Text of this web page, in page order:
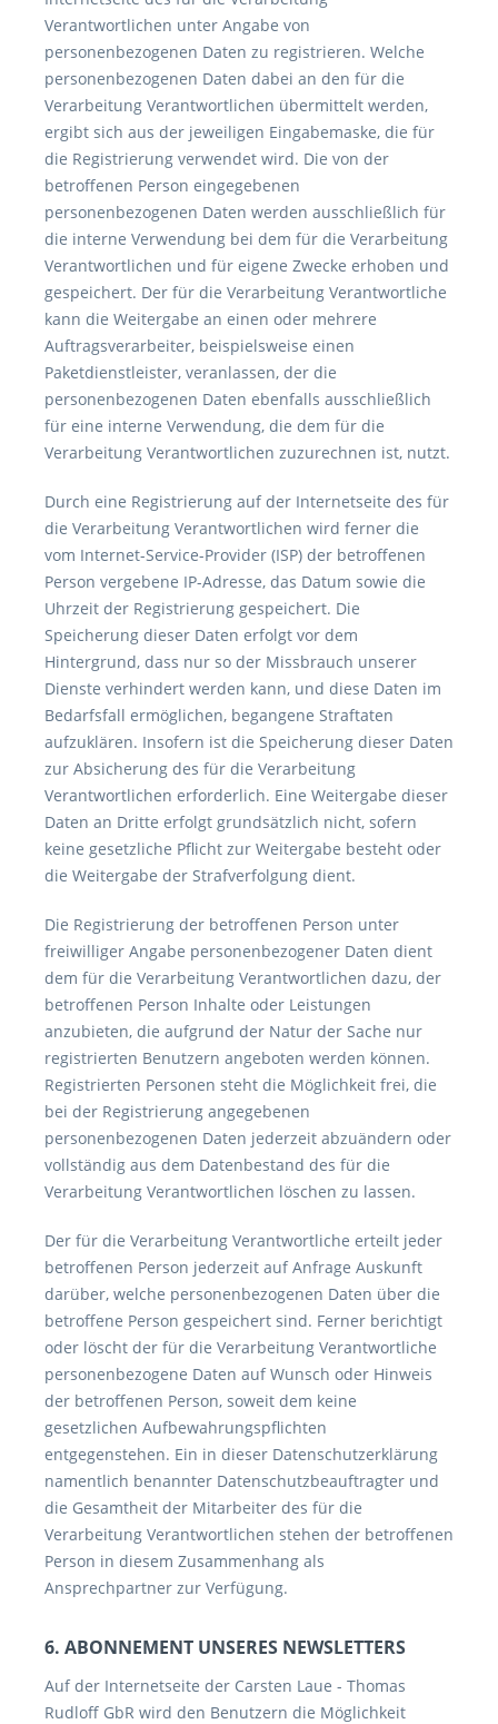
Verantwortlichen unter Angabe von
personenbezogenen Daten zu registrieren. Welche
personenbezogenen Daten dabei an den für die
Verarbeitung Verantwortlichen übermittelt werden,
ergibt sich aus der jeweiligen Eingabemaske, die für
die Registrierung verwendet wird. Die von der
betroffenen Person eingegebenen
personenbezogenen Daten werden ausschließlich für
die interne Verwendung bei dem für die Verarbeitung
Verantwortlichen und für eigene Zwecke erhoben und
gespeichert. Der für die Verarbeitung Verantwortliche
kann die Weitergabe an einen oder mehrere
Auftragsverarbeiter, beispielsweise einen
Paketdienstleister, veranlassen, der die
personenbezogenen Daten ebenfalls ausschließlich
für eine interne Verwendung, die dem für die
Verarbeitung Verantwortlichen zuzurechnen ist, nutzt.
Durch eine Registrierung auf der Internetseite des für
die Verarbeitung Verantwortlichen wird ferner die
vom Internet-Service-Provider (ISP) der betroffenen
Person vergebene IP-Adresse, das Datum sowie die
Uhrzeit der Registrierung gespeichert. Die
Speicherung dieser Daten erfolgt vor dem
Hintergrund, dass nur so der Missbrauch unserer
Dienste verhindert werden kann, und diese Daten im
Bedarfsfall ermöglichen, begangene Straftaten
aufzuklären. Insofern ist die Speicherung dieser Daten
zur Absicherung des für die Verarbeitung
Verantwortlichen erforderlich. Eine Weitergabe dieser
Daten an Dritte erfolgt grundsätzlich nicht, sofern
keine gesetzliche Pflicht zur Weitergabe besteht oder
die Weitergabe der Strafverfolgung dient.
Die Registrierung der betroffenen Person unter
freiwilliger Angabe personenbezogener Daten dient
dem für die Verarbeitung Verantwortlichen dazu, der
betroffenen Person Inhalte oder Leistungen
anzubieten, die aufgrund der Natur der Sache nur
registrierten Benutzern angeboten werden können.
Registrierten Personen steht die Möglichkeit frei, die
bei der Registrierung angegebenen
personenbezogenen Daten jederzeit abzuändern oder
vollständig aus dem Datenbestand des für die
Verarbeitung Verantwortlichen löschen zu lassen.
Der für die Verarbeitung Verantwortliche erteilt jeder
betroffenen Person jederzeit auf Anfrage Auskunft
darüber, welche personenbezogenen Daten über die
betroffene Person gespeichert sind. Ferner berichtigt
oder löscht der für die Verarbeitung Verantwortliche
personenbezogene Daten auf Wunsch oder Hinweis
der betroffenen Person, soweit dem keine
gesetzlichen Aufbewahrungspflichten
entgegenstehen. Ein in dieser Datenschutzerklärung
namentlich benannter Datenschutzbeauftragter und
die Gesamtheit der Mitarbeiter des für die
Verarbeitung Verantwortlichen stehen der betroffenen
Person in diesem Zusammenhang als
Ansprechpartner zur Verfügung.
6. ABONNEMENT UNSERES NEWSLETTERS
Auf der Internetseite der Carsten Laue - Thomas
Rudloff GbR wird den Benutzern die Möglichkeit